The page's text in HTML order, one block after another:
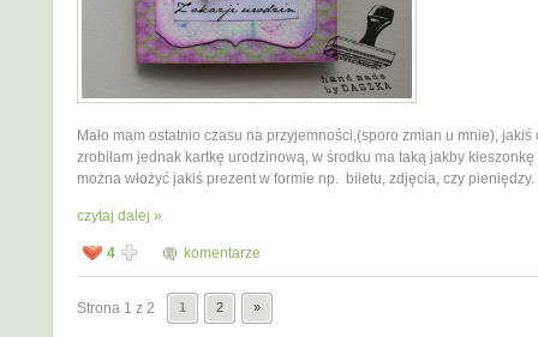
Mało mam ostatnio czasu na przyjemności,(sporo zmian u mnie), jakiś
zrobiłam jednak kartkę urodzinową, w środku ma taką jakby
można włożyć jakiś prezent w formie np. biletu, zdjęcia, czy pieniędzy.
czytaj dalej »
4 komentarze
Strona 1 z 2 1 2 »